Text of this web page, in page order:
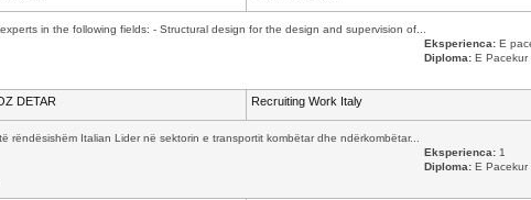
in the following fields: - Structural design for the design and supervision of...
Eksperienca: E
Diploma: E Pacekur
DETAR Recruiting Work Italy
rëndësishëm Italian Lider në sektorin e transportit kombëtar dhe ndërkombëtar...
Eksperienca: 1
Diploma: E Pacekur